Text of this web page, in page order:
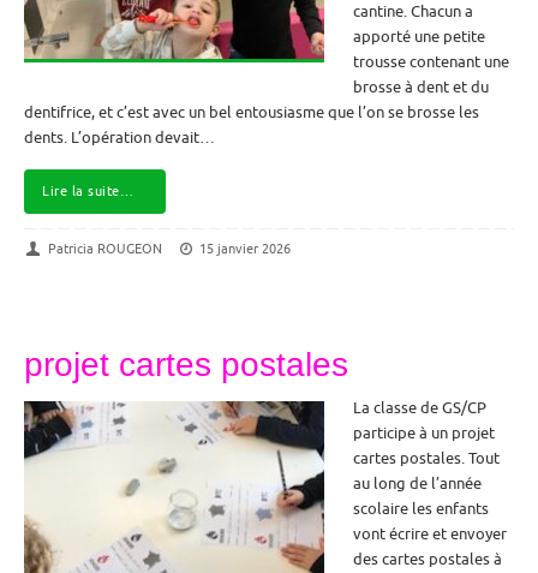
cantine. Chacun a
apporté une petite
trousse contenant une
brosse à dent et du
dentifrice, et c’est avec un bel entousiasme que l’on se brosse les
dents. L’opération devait…
Lire la suite…
Patricia ROUGEON 15 janvier 2026
projet cartes postales
La classe de GS/CP
participe à un projet
cartes postales. Tout
au long de l’année
scolaire les enfants
vont écrire et envoyer
des cartes postales à